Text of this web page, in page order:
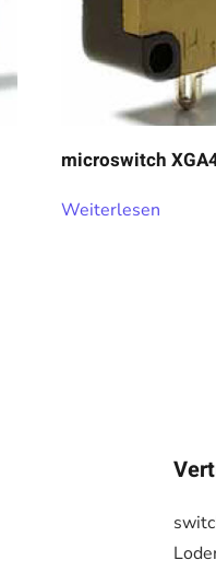
microswitch
Weiterlesen